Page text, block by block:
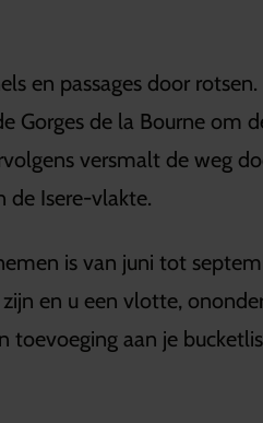
en passages door
Gorges de la Bourne om
versmalt de weg
de Isere-vlakte.
is van juni tot
en u een vlotte,
toevoeging aan je